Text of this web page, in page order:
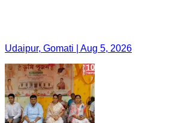
Udaipur, Gomati | Aug 5, 2026